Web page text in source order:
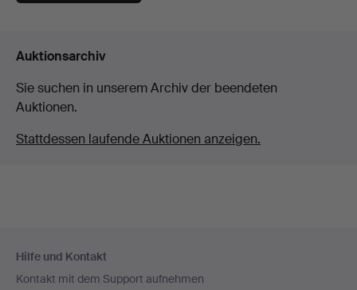
Auktionsarchiv
Sie suchen in unserem Archiv der beendeten
Auktionen.
Stattdessen laufende Auktionen anzeigen.
Navigation
Hilfe und Kontakt
Kontakt mit dem Support aufnehmen